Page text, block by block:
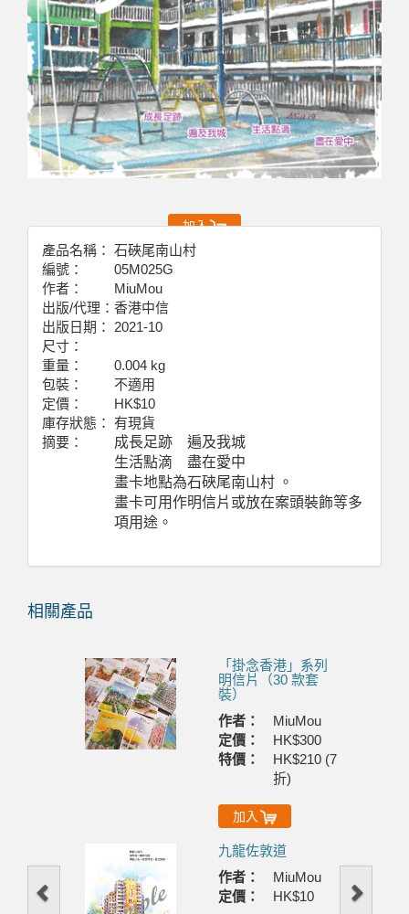
加入
產品名稱： 石硤尾南山村
編號：
05M025G
作者：
MiuMou
出版/代理： 香港中信
出版日期：
2021-10
尺寸：
重量：
0.004 kg
包裝：
不適用
定價：
HK$10
庫存狀態： 有現貨
摘要：
成長足跡 遍及我城
生活點滴 盡在愛中
畫卡地點為石硤尾南山村 。
畫卡可用作明信片或放在案頭裝飾等多
項用途。
相關產品
「掛念香港」系列
明信片（30 款套
裝）
作者：
MiuMou
定價：
HK$300
特價：
HK$210 (7
折)
加入
九龍佐敦道
作者：
MiuMou
定價：
HK$10